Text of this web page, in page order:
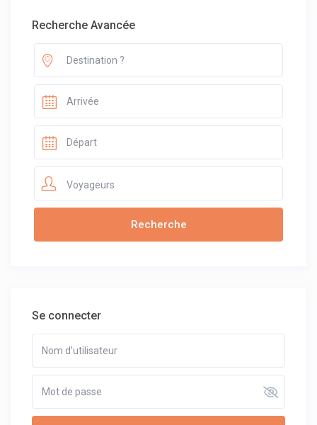
Recherche Avancée
Voyageurs
Se connecter